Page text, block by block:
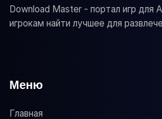
Download Master - портал игр для
игрокам найти лучшее для
Меню
Главная